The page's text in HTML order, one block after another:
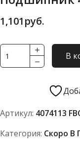
1,101руб.
Количество
товара
(ГОСТ)
В
Артикул: 4074113
Категория: Скоро В